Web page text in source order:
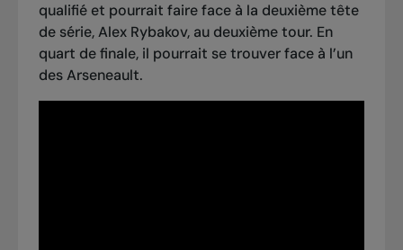
qualifié et pourrait faire face à la deuxième tête
de série, Alex Rybakov, au deuxième tour. En
quart de finale, il pourrait se trouver face à l’un
des Arseneault.